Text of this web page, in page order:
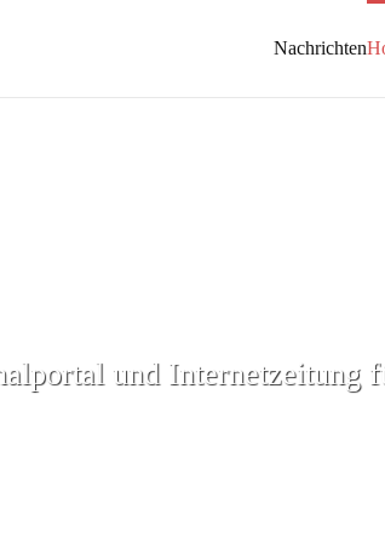
Nachrichten
und Internetzeitung